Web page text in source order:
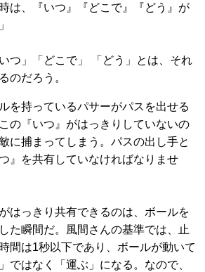
は、『いつ』『どこで』『どう』が
つ」「どこで」 「どう」とは、それ
のだろう。
を持っているパサーがパスを出せる
の『いつ』がはっきりしていないの
に捕まってしまう。パスの出し手と
』を共有していなければなりませ
はっきり共有できるのは、ボールを
た瞬間だ。風間さんの基準では、止
間は1秒以下であり、ボールが動いて
ではなく「運ぶ」になる。なので、